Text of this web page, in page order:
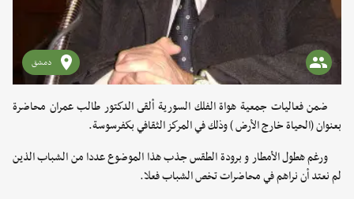
دمشق
ضمن فعاليات جمعية هواة الفلك السورية ألقى الدكتور طالب عمران محاضرة
بعنوان (الحياة خارج الأرض ) وذلك في المركز الثقافي بكفرسوسة.
ورغم هطول الأمطار و برودة الطقس جذب هذا الموضوع عددا من الشباب الذين
لم نعتد أن نراهم في محاضرات تخص الشباب فعلا.